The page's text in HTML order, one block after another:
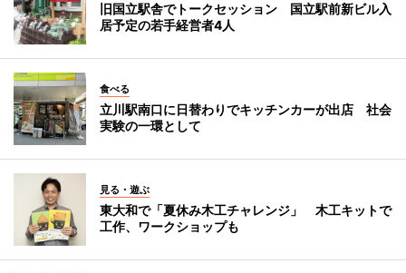
旧国立駅舎でトークセッション 国立駅前新ビル入
居予定の若手経営者4人
食べる
立川駅南口に日替わりでキッチンカーが出店 社会
実験の一環として
見る・遊ぶ
東大和で「夏休み木工チャレンジ」 木工キットで
工作、ワークショップも